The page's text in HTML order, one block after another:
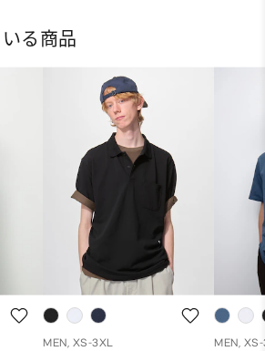
る商品
MEN, XS-3XL MEN,